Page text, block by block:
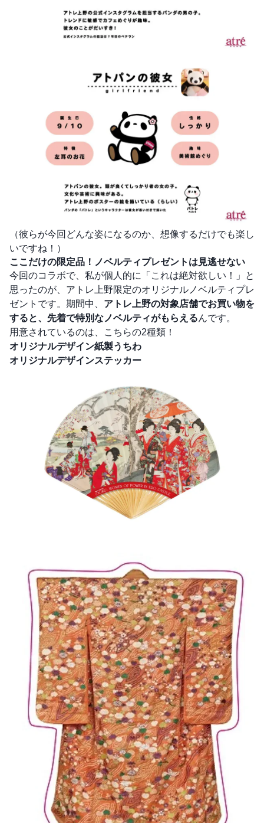
（彼らが今回どんな姿になるのか、想像するだけでも楽し
いですね！）
ここだけの限定品！ノベルティプレゼントは見逃せない
今回のコラボで、私が個人的に「これは絶対欲しい！」と
思ったのが、アトレ上野限定のオリジナルノベルティプレ
ゼントです。期間中、 アトレ上野の対象店舗でお買い物を
すると、先着で特別なノベルティがもらえるんです。
用意されているのは、こちらの2種類！
オリジナルデザイン紙製うちわ
オリジナルデザインステッカー